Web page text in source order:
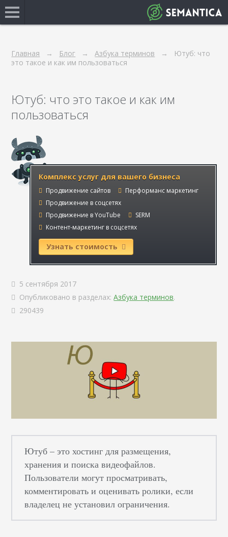
Главная Блог Азбука терминов
Ютуб: что
это такое и как им пользоваться
Ютуб: что это такое и как им
пользоваться
Комплекс услуг для вашего бизнеса
Продвижение сайтов
Перформанс маркетинг
Продвижение в соцсетях
Продвижение в YouTube
SERM
Контент-маркетинг в соцсетях
Узнать стоимость
5 сентября 2017
Опубликовано в разделах: Азбука терминов.
290439
Ютуб – это хостинг для размещения,
хранения и поиска видеофайлов.
Пользователи могут просматривать,
комментировать и оценивать ролики, если
владелец не установил ограничения.